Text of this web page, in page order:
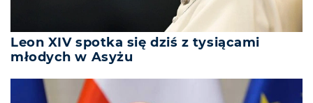
Leon XIV spotka się dziś z tysiącami
młodych w Asyżu